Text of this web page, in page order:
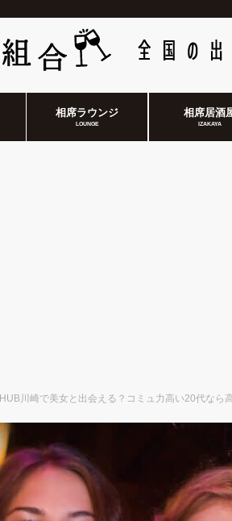
相席ラウンジ
LOUNGE
相席居酒
IZAKAYA
HUB川崎で美女と出会える？コミュ力高い20代なら